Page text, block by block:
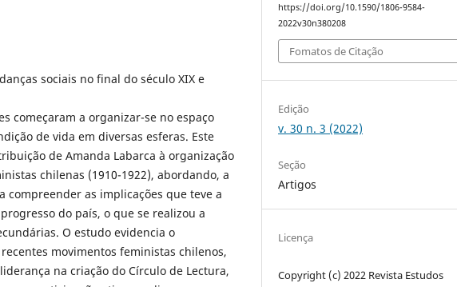
sociais no final do século XIX e
começaram a organizar-se no espaço
de vida em diversas esferas. Este
de Amanda Labarca à organização
chilenas (1910-1922), abordando, a
as implicações que teve a
do país, o que se realizou a
O estudo evidencia o
movimentos feministas chilenos,
na criação do Círculo de Lectura,
https://doi.org/10.1590/1806-9584-
2022v30n380208
Fomatos de Citação
Edição
v. 30 n. 3 (2022)
Seção
Artigos
Licença
Copyright (c) 2022 Revista Estudos